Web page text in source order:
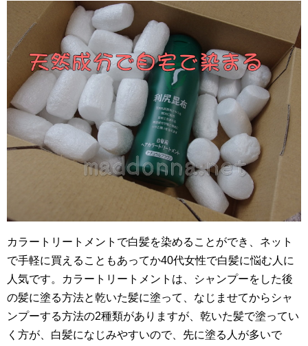
カラートリートメントで白髪を染めることができ、ネット
で手軽に買えることもあってか40代女性で白髪に悩む人に
人気です。カラートリートメントは、シャンプーをした後
の髪に塗る方法と乾いた髪に塗って、なじませてからシャ
ンプーする方法の2種類がありますが、乾いた髪で塗ってい
く方が、白髪になじみやすいので、先に塗る人が多いで